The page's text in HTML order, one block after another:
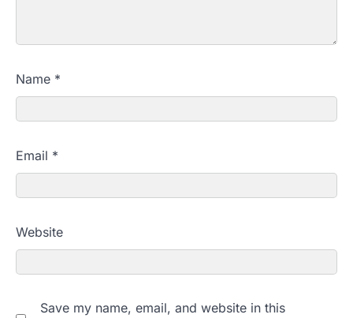
Name *
Email *
Website
Save my name, email, and website in this